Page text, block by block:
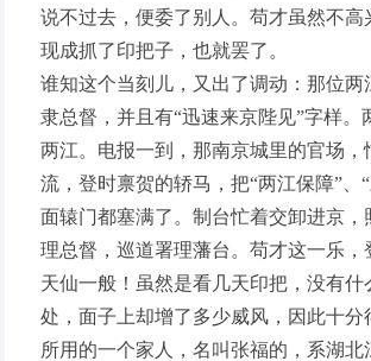
说不过去，便委了别人。苟才虽然不高
现成抓了印把子，也就罢了。
谁知这个当刻儿，又出了调动：那位两
隶总督，并且有“迅速来京陛见”字样。
两江。电报一到，那南京城里的官场，
流，登时禀贺的轿马，把“两江保障”、
面辕门都塞满了。制台忙着交卸进京，
理总督，巡道署理藩台。苟才这一乐，
天仙一般！虽然是看几天印把，没有什
处，面子上却增了多少威风，因此十分
所用的一个家人，名叫张福的，系湖北